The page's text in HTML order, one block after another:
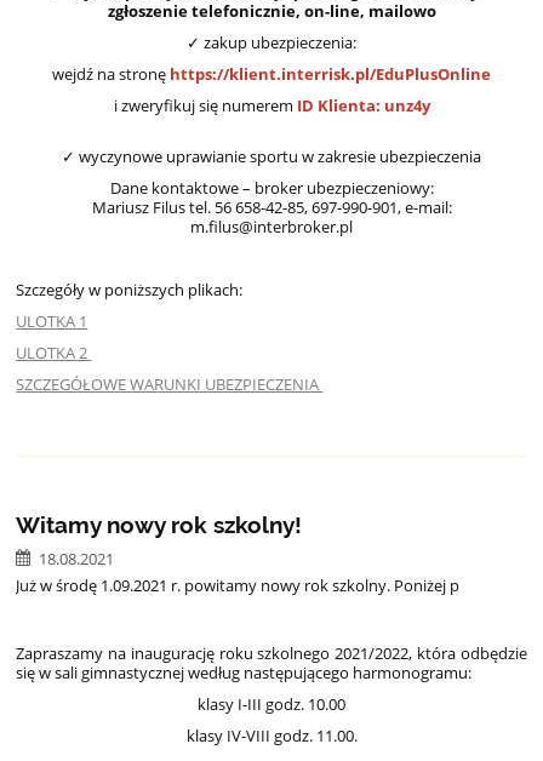
zgłoszenie telefonicznie, on-line, mailowo
✓ zakup ubezpieczenia:
wejdź na stronę https://klient.interrisk.pl/EduPlusOnline
i zweryfikuj się numerem ID Klienta: unz4y
✓ wyczynowe uprawianie sportu w zakresie ubezpieczenia
Dane kontaktowe – broker ubezpieczeniowy:
Mariusz Filus tel. 56 658-42-85, 697-990-901, e-mail:
m.filus@interbroker.pl
Szczegóły w poniższych plikach:
ULOTKA 1
ULOTKA 2
SZCZEGÓŁOWE WARUNKI UBEZPIECZENIA
Witamy nowy rok szkolny!
18.08.2021
Już w środę 1.09.2021 r. powitamy nowy rok szkolny. Poniżej p
Zapraszamy na inaugurację roku szkolnego 2021/2022, która odbędzie
się w sali gimnastycznej według następującego harmonogramu:
klasy I-III godz. 10.00
klasy IV-VIII godz. 11.00.